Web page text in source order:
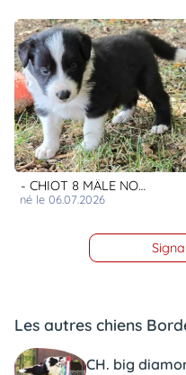
- CHIOT 8 MÂLE NOIR ET BLANC.
né le 06.07.2026
Les autres chiens
CH. big